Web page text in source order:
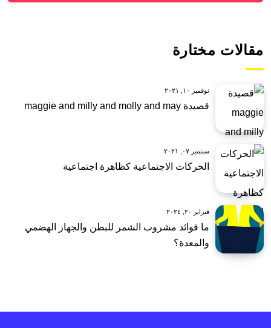
مقالات مختارة
نوفمبر ١٠, ٢٠٢١
قصيدة maggie and milly and molly and may
سبتمبر ٠٧, ٢٠٢١
الحركات الاجتماعية كظاهرة اجتماعية
فبراير ٢٠, ٢٠٢٤
ما فوائد مشروب الشمر للبطن والجهاز الهضمي
والمعدة؟